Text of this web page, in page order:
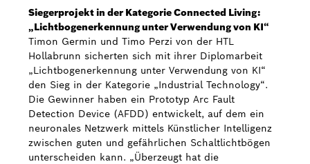
Siegerprojekt in der Kategorie Connected Living:
„Lichtbogenerkennung unter Verwendung von KI“
Timon Germin und Timo Perzi von der HTL
Hollabrunn sicherten sich mit ihrer Diplomarbeit
„Lichtbogenerkennung unter Verwendung von KI“
den Sieg in der Kategorie „Industrial Technology“.
Die Gewinner haben ein Prototyp Arc Fault
Detection Device (AFDD) entwickelt, auf dem ein
neuronales Netzwerk mittels Künstlicher Intelligenz
zwischen guten und gefährlichen Schaltlichtbögen
unterscheiden kann. „Überzeugt hat die